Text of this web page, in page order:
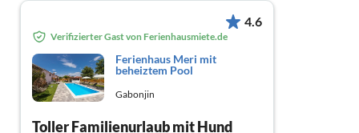
4.6
Verifizierter Gast von Ferienhausmiete.de
Ferienhaus Meri mit
beheiztem Pool
Gabonjin
Toller Familienurlaub mit Hund